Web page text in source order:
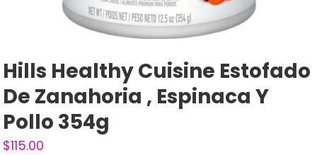
Hills Healthy Cuisine Estofado
De Zanahoria , Espinaca Y
Pollo 354g
$115.00